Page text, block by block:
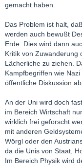
gemacht haben.
Das Problem ist halt,
werden auch bewußt
Erde. Dies wird dann
Kritik von Zuwanderung
Lächerliche zu ziehen.
Kampfbegriffen wie
öffentliche Diskussion
An der Uni wird doch
im Bereich Wirtschaft
wirklich frei geforscht
mit anderen
Wörgl oder den
da die Unis von Staat,
Im Bereich Physik wird